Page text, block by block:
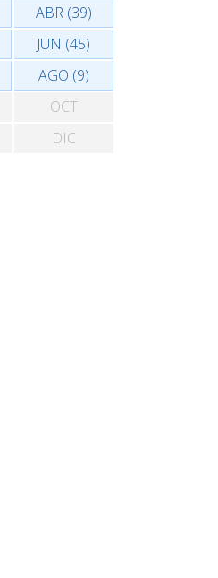
ABR (39)
JUN (45)
AGO (9)
OCT
DIC